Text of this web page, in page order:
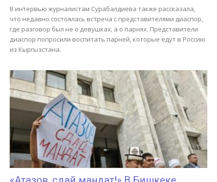
В интервью журналистам Сурабалдиева также рассказала,
что недавно состоялась встреча с представителями диаспор,
где разговор был не о девушках, а о парнях. Представители
диаспор попросили воспитать парней, которые едут в Россию
из Кыргызстана.